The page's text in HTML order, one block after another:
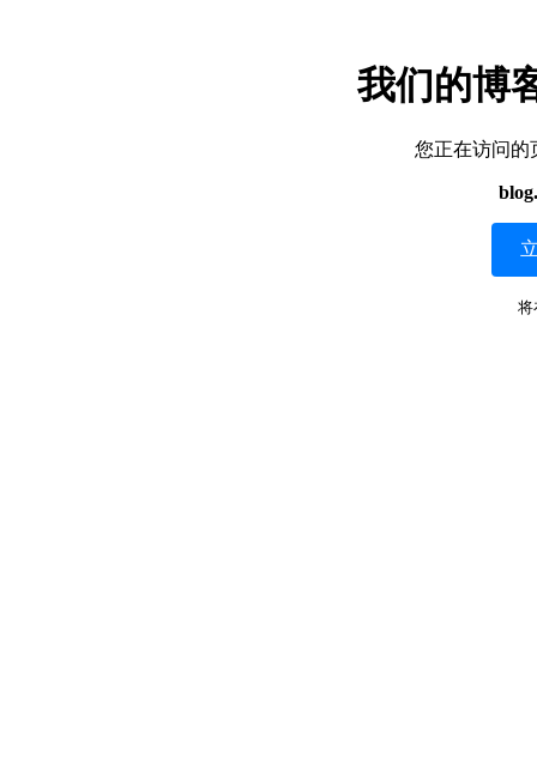
我们的博
您正在访问的